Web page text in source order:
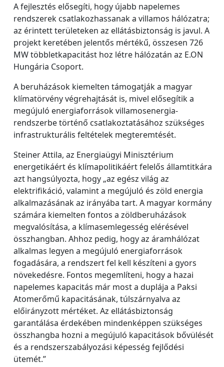
A fejlesztés elősegíti, hogy újabb napelemes
rendszerek csatlakozhassanak a villamos hálózatra;
az érintett területeken az ellátásbiztonság is javul. A
projekt keretében jelentős mértékű, összesen 726
MW többletkapacitást hoz létre hálózatán az E.ON
Hungária Csoport.
A beruházások kiemelten támogatják a magyar
klímatörvény végrehajtását is, mivel elősegítik a
megújuló energiaforrások villamosenergia-
rendszerbe történő csatlakoztatásához szükséges
infrastrukturális feltételek megteremtését.
Steiner Attila, az Energiaügyi Minisztérium
energetikáért és klímapolitikáért felelős államtitkára
azt hangsúlyozta, hogy „az egész világ az
elektrifikáció, valamint a megújuló és zöld energia
alkalmazásának az irányába tart. A magyar kormány
számára kiemelten fontos a zöldberuházások
megvalósítása, a klímasemlegesség elérésével
összhangban. Ahhoz pedig, hogy az áramhálózat
alkalmas legyen a megújuló energiaforrások
fogadására, a rendszert fel kell készíteni a gyors
növekedésre. Fontos megemlíteni, hogy a hazai
napelemes kapacitás már most a duplája a Paksi
Atomerőmű kapacitásának, túlszárnyalva az
előirányzott mértéket. Az ellátásbiztonság
garantálása érdekében mindenképpen szükséges
összhangba hozni a megújuló kapacitások bővülését
és a rendszerszabályozási képesség fejlődési
ütemét.”